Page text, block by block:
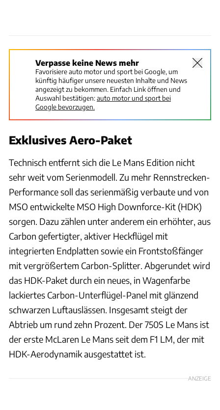
Verpasse keine News mehr
Favorisiere auto motor und sport bei Google, um
künftig häufiger unsere neuesten Inhalte und News
angezeigt zu bekommen. Einfach Link öffnen und
Auswahl bestätigen:auto motor und sport bei
Google bevorzugen.
Exklusives Aero-Paket
Technisch entfernt sich die Le Mans Edition nicht
sehr weit vom Serienmodell. Zu mehr Rennstrecken-
Performance soll das serienmäßig verbaute und von
MSO entwickelte MSO High Downforce-Kit (HDK)
sorgen. Dazu zählen unter anderem ein erhöhter, aus
Carbon gefertigter, aktiver Heckflügel mit
integrierten Endplatten sowie ein Frontstoßfänger
mit vergrößertem Carbon-Splitter. Abgerundet wird
das HDK-Paket durch ein neues, in Wagenfarbe
lackiertes Carbon-Unterflügel-Panel mit glänzend
schwarzen Luftauslässen. Insgesamt steigt der
Abtrieb um rund zehn Prozent. Der 750S Le Mans ist
der erste McLaren Le Mans seit dem F1 LM, der mit
HDK-Aerodynamik ausgestattet ist.
ANZEIGE